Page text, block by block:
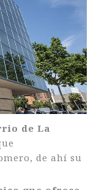
de La
de ahí su